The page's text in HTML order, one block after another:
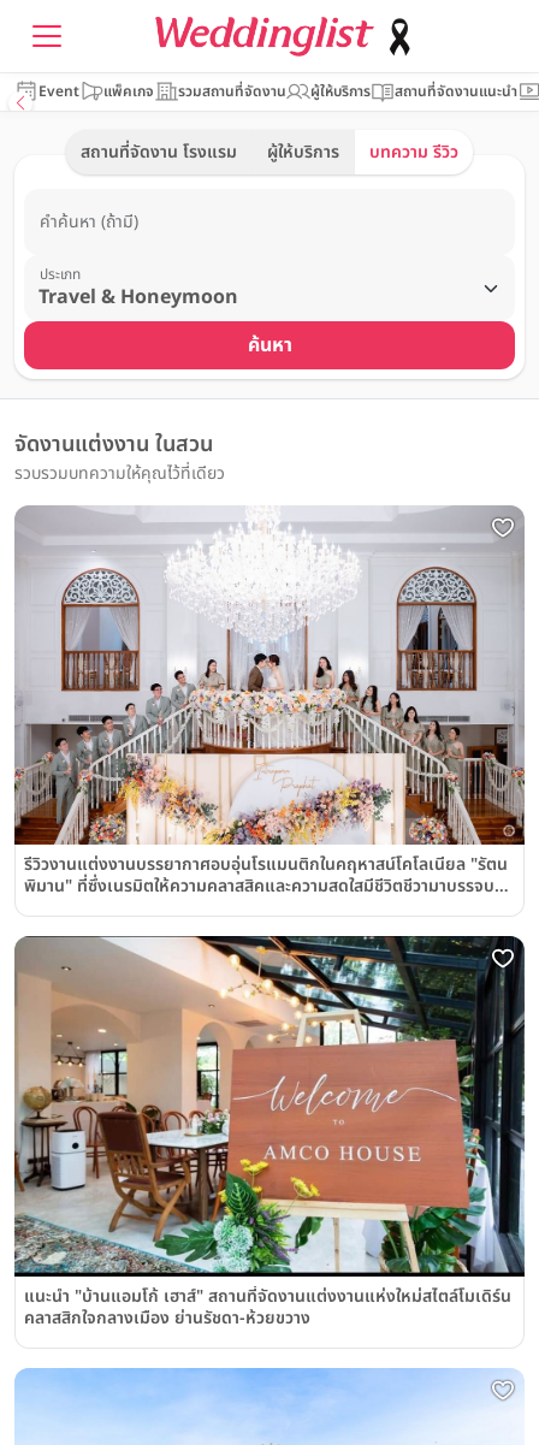
Event แพ็คเกจ รวมสถานที่จัดงาน ผู้ให้บริการ สถานที่จัดงานแนะนำ
สถานที่จัดงาน โรงแรม ผู้ให้บริการ บทความ รีวิว
คำค้นหา (ถ้ามี)
ประเภท
ค้นหา
จัดงานแต่งงาน ในสวน
รวบรวมบทความให้คุณไว้ที่เดียว
รีวิวงานแต่งงานบรรยากาศอบอุ่นโรแมนติกในคฤหาสน์โคโลเนียล "รัตน
พิมาน" ที่ซึ่งเนรมิตให้ความคลาสสิคและความสดใสมีชีวิตชีวามาบรรจบ
แนะนำ "บ้านแอมโก้ เฮาส์" สถานที่จัดงานแต่งงานแห่งใหม่สไตล์โมเดิร์น
คลาสสิกใจกลางเมือง ย่านรัชดา-ห้วยขวาง